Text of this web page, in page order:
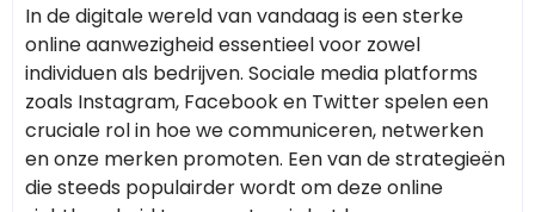
In de digitale wereld van vandaag is een sterke
online aanwezigheid essentieel voor zowel
individuen als bedrijven. Sociale media platforms
zoals Instagram, Facebook en Twitter spelen een
cruciale rol in hoe we communiceren, netwerken
en onze merken promoten. Een van de strategieën
die steeds populairder wordt om deze online